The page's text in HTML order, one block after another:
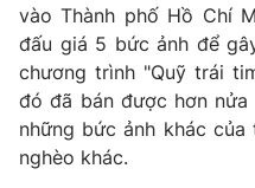
VTV Money
VTV Sức khoẻ
Thị trường 24h
vào Thành phố Hồ Chí
đấu giá 5 bức ảnh để
chương trình "Quỹ trái
đó đã bán được hơn
những bức ảnh khác
nghèo khác.